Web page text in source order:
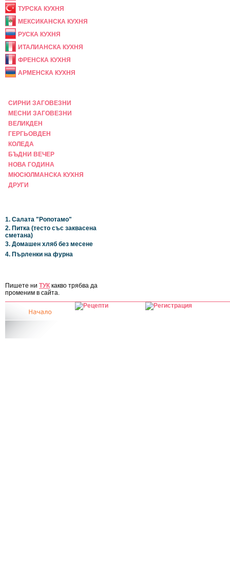
ТУРСКА КУХНЯ
МЕКСИКАНСКА КУХНЯ
РУСКА КУХНЯ
ИТАЛИАНСКА КУХНЯ
ФРЕНСКА КУХНЯ
АРМЕНСКА КУХНЯ
СИРНИ ЗАГОВЕЗНИ
МЕСНИ ЗАГОВЕЗНИ
ВЕЛИКДЕН
ГЕРГЬОВДЕН
КОЛЕДА
БЪДНИ ВЕЧЕР
НОВА ГОДИНА
МЮСЮЛМАНСКА КУХНЯ
ДРУГИ
1. Салата "Ропотамо"
2. Питка (тесто със заквасена
сметана)
3. Домашен хляб без месене
4. Пърленки на фурна
Пишете ни ТУК какво трябва да
променим в сайта.